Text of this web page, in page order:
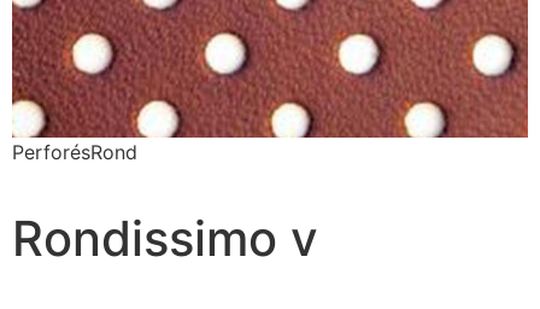
PerforésRond
Rondissimo v